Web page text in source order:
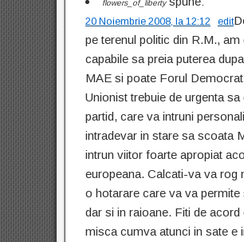
flowers_of_liberty
20 Noiembrie 2008, la 12:12 edit
pe terenul politic din R.M.,
capabile sa preia puterea
MAE si poate Forul
Unionist trebuie de urgenta
partid, care va intruni
intradevar in stare sa scoata
intrun viitor foarte apropiat
europeana. Calcati-va va rog
o hotarare care va va
dar si in raioane. Fiti de
misca cumva atunci in sate e